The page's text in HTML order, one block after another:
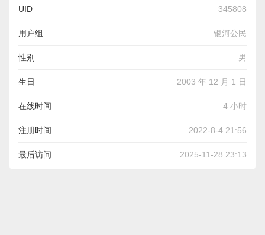
UID 345808
用户组 银河公民
性别 男
生日 2003 年 12 月 1 日
在线时间 4 小时
注册时间 2022-8-4 21:56
最后访问 2025-11-28 23:13